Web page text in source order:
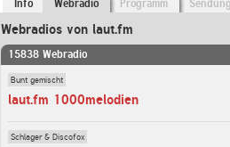
Info Webradio Programm
Webradios von laut.fm
15838 Webradio
Bunt gemischt
laut.fm 1000melodien
Schlager & Discofox